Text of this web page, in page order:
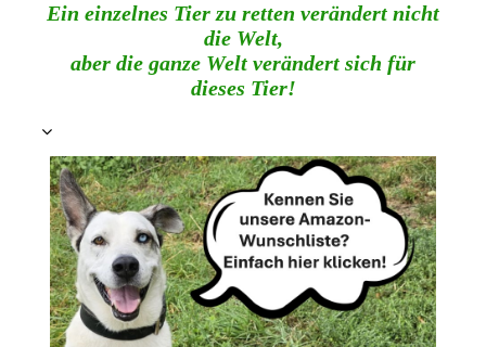
Ein einzelnes Tier zu retten verändert nicht
die Welt,
aber die ganze Welt verändert sich für
dieses Tier!